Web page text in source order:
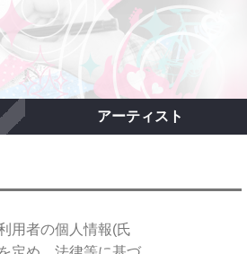
アーティスト
用者の個人情報(氏